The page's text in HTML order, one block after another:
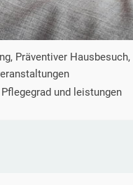
Präventiver Hausbesuch,
und leistungen